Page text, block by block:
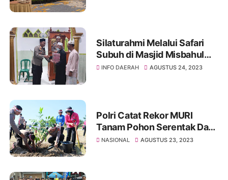
Silaturahmi Melalui Safari
Subuh di Masjid Misbahul
BTN Lawo, Kapolres
INFO DAERAH AGUSTUS 24, 2023
Polri Catat Rekor MURI
Tanam Pohon Serentak Dan
Terbanyak, Polda Sulsel
NASIONAL AGUSTUS 23, 2023